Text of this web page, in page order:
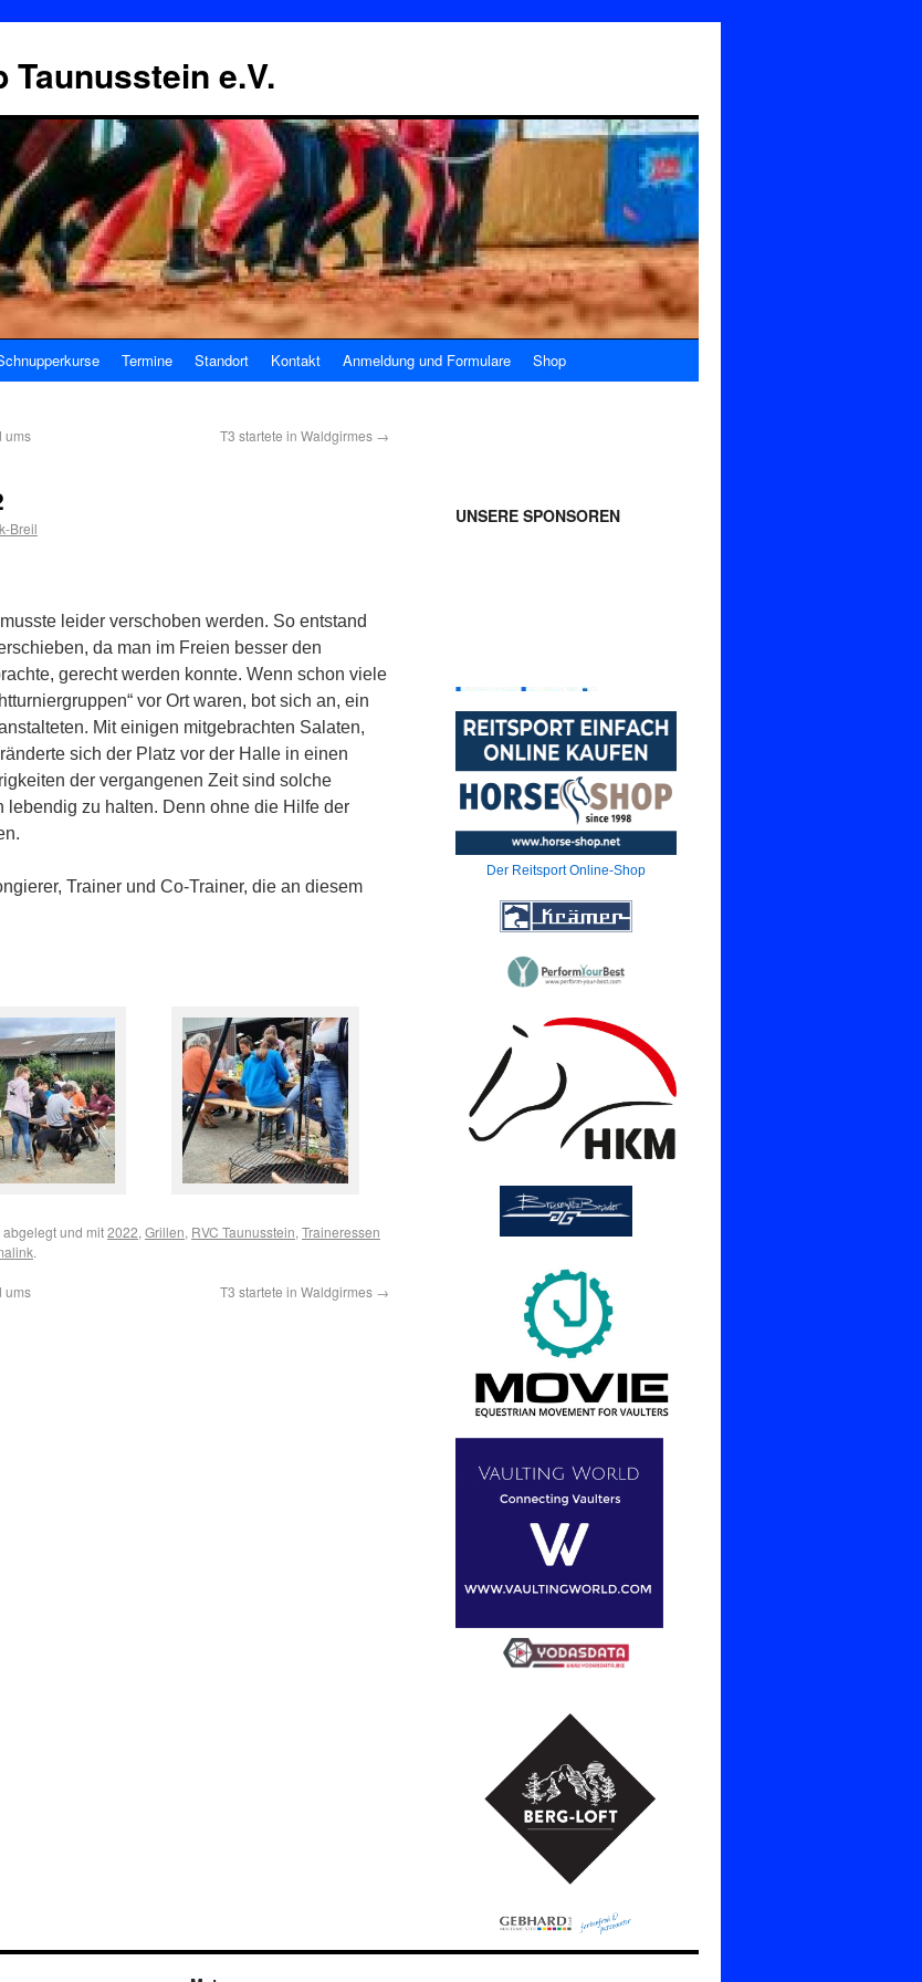
e.V.
Termine Standort Kontakt Anmeldung und Formulare Shop
ums
T3 startete in Waldgirmes →
Breil
leider verschoben werden. So entstand
da man im Freien besser den
gerecht werden konnte. Wenn schon viele
vor Ort waren, bot sich an, ein
Mit einigen mitgebrachten Salaten,
sich der Platz vor der Halle in einen
der vergangenen Zeit sind solche
lebendig zu halten. Denn ohne die Hilfe der
Trainer und Co-Trainer, die an diesem
abgelegt und mit2022, Grillen, RVC Taunusstein, Traineressen
.
ums
T3 startete in Waldgirmes →
UNSERE SPONSOREN
Der Reitsport Online-Shop